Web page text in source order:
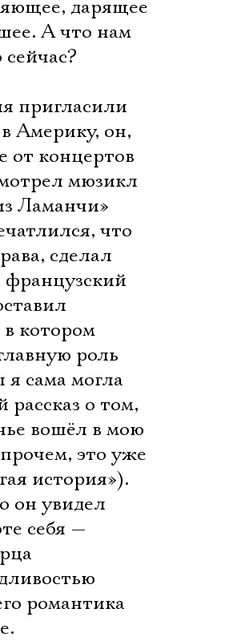
дарящее
А что нам
пригласили
Америку, он,
от концертов
мюзикл
Ламанчи»
что
сделал
французский
в котором
роль
я сама могла
рассказ о том,
вошёл в мою
это уже
история»).
он увидел
себя —
романтика